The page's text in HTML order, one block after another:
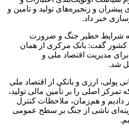
و زنجیره‌های تولید و تامین و
خبر داد.
به شرایط خطیر جنگ و ضرورت
کشور گفت: بانک مرکزی از همان
مدیریت اقتصاد ملی و
شد.
پولی، ارزی و بانکی از اقتصاد ملی
تمرکز اصلی را بر تأمین مالی تولید،
و هم‌زمان، ملاحظات کنترل
ناشی از جنگ بر سطح عمومی